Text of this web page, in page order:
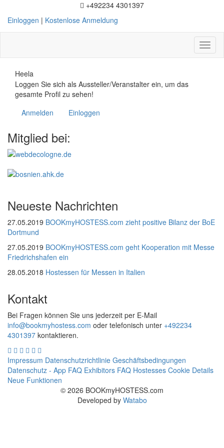
+492234 4301397
Einloggen | Kostenlose Anmeldung
Heela
Loggen Sie sich als Aussteller/Veranstalter ein, um das
gesamte Profil zu sehen!
Anmelden
Einloggen
Mitglied bei:
Neueste Nachrichten
27.05.2019 BOOKmyHOSTESS.com zieht positive Bilanz der BoE
Dortmund
27.05.2019 BOOKmyHOSTESS.com geht Kooperation mit Messe
Friedrichshafen ein
28.05.2018 Hostessen für Messen in Italien
Kontakt
Bei Fragen können Sie uns jederzeit per E-Mail
info@bookmyhostess.com oder telefonisch unter +492234
4301397 kontaktieren.
Impressum Datenschutzrichtlinie Geschäftsbedingungen
Datenschutz - App FAQ Exhibitors FAQ Hostesses Cookie Details
Neue Funktionen
© 2026 BOOKmyHOSTESS.com
Developed by Watabo